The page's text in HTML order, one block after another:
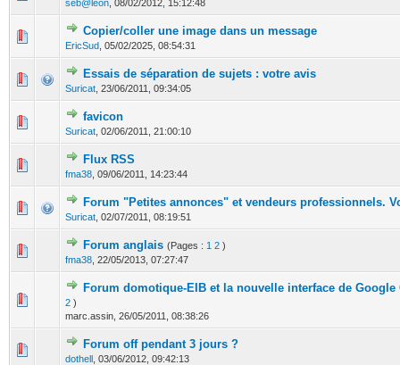
seb@leon 08/02/2012, 15:12:48
Copier/coller une image dans un message
EricSud 05/02/2025, 08:54:31
0 Votes - 0 sur 5 en moyenne
12345
Essais de séparation de sujets : votre avis
Suricat 23/06/2011, 09:34:05
0 Votes - 0 sur 5 en moyenne
12 345
favicon
Suricat 02/06/2011, 21:00:10
0 Votes - 0 sur 5 en moyenne
Flux RSS
fma38 09/06/2011, 14:23:44
0 Votes - 0 sur 5 en moyenne
Forum "Petites annonces" et vendeurs professionnels.
Suricat 02/07/2011, 08:19:51
0 Votes - 0 sur 5 en moyenne
12345
Forum anglais (Pages : 1 2 )
fma38 22/05/2013, 07:27:47
0 Votes - 0 sur 5 en moyenne
12 3 4 5
Forum domotique-EIB et la nouvelle interface de Google
2 )
marc.assin, 26/05/2011, 08:38:26
Forum off pendant 3 jours ?
dothell 03/06/2012, 09:42:13
0 Votes - 0 sur 5 en moyenne
12 345